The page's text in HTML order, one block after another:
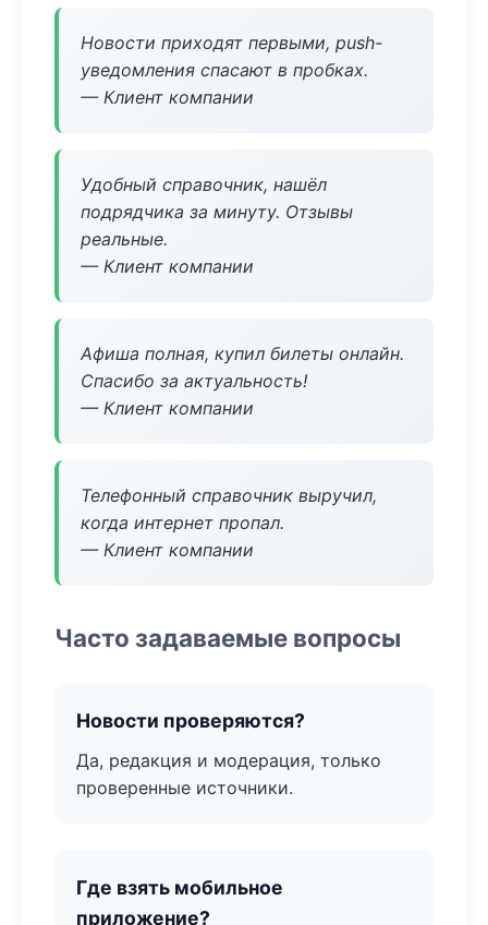
Новости приходят первыми, push-
уведомления спасают в пробках.
— Клиент компании
Удобный справочник, нашёл
подрядчика за минуту. Отзывы
реальные.
— Клиент компании
Афиша полная, купил билеты онлайн.
Спасибо за актуальность!
— Клиент компании
Телефонный справочник выручил,
когда интернет пропал.
— Клиент компании
Часто задаваемые вопросы
Новости проверяются?
Да, редакция и модерация, только
проверенные источники.
Где взять мобильное
приложение?